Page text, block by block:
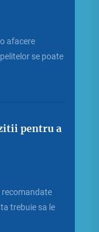
afacere
se poate
pentru a
recomandate
trebuie sa le